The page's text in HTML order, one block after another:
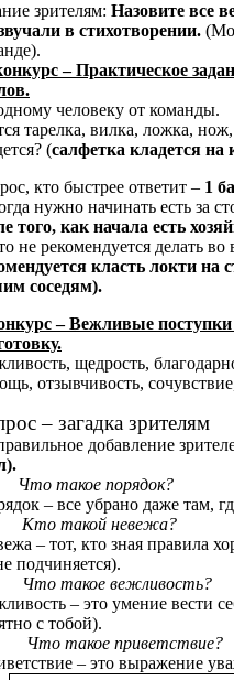
зрителям: Назовите все
в стихотворении.
– Практическое
человеку от команды.
тарелка, вилка, ложка,
(салфетка кладется на
кто быстрее ответит – 1
нужно начинать есть за
того, как начала есть
не рекомендуется делать во
класть локти на
соседям).
– Вежливые
щедрость,
отзывчивость,
– загадка зрителям
добавление
Что такое порядок?
– все убрано даже там,
Кто такой невежа?
– тот, кто зная правила
подчиняется).
Что такое вежливость?
– это умение вести
с тобой).
Что такое приветствие?
– это выражение